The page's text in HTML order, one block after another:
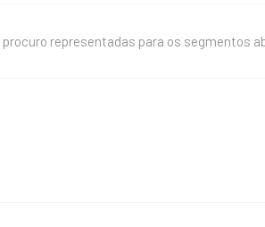
representadas para os segmentos